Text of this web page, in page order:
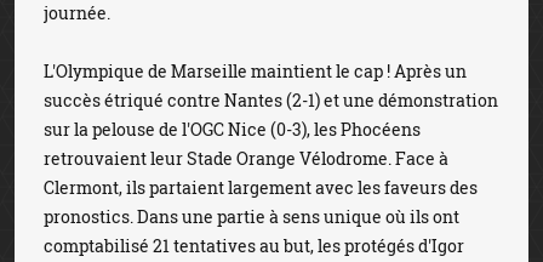
journée.
L'Olympique de Marseille maintient le cap ! Après un
succès étriqué contre Nantes (2-1) et une démonstration
sur la pelouse de l'OGC Nice (0-3), les Phocéens
retrouvaient leur Stade Orange Vélodrome. Face à
Clermont, ils partaient largement avec les faveurs des
pronostics. Dans une partie à sens unique où ils ont
comptabilisé 21 tentatives au but, les protégés d'Igor